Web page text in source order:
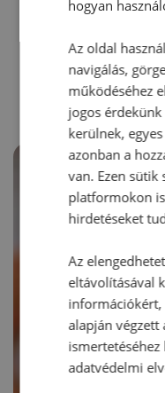
hogyan
Az oldal
navigálás,
működéséhez
jogos
kerülnek,
azonban a
van. Ezen sütik
platformokon
hirdetéseket
Az
eltávolításával
információkért,
alapján végzett
adatvédelmi